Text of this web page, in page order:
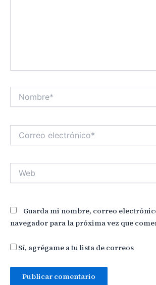
Nombre*
electrónico*
Web
Guarda mi nombre, correo
navegador para la próxima vez que
Sí, agrégame a tu lista de correos